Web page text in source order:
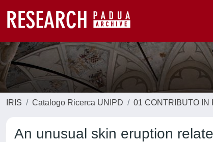
IRIS Catalogo Ricerca UNIPD 01 CONTRIBUTO IN
An unusual skin eruption